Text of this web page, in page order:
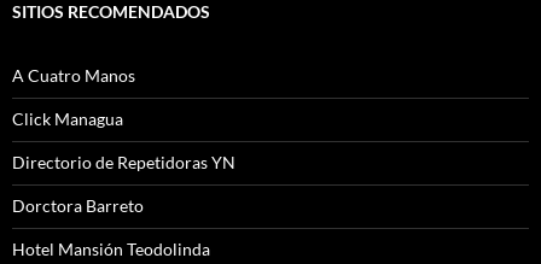
SITIOS RECOMENDADOS
A Cuatro Manos
Click Managua
Directorio de Repetidoras YN
Dorctora Barreto
Hotel Mansión Teodolinda